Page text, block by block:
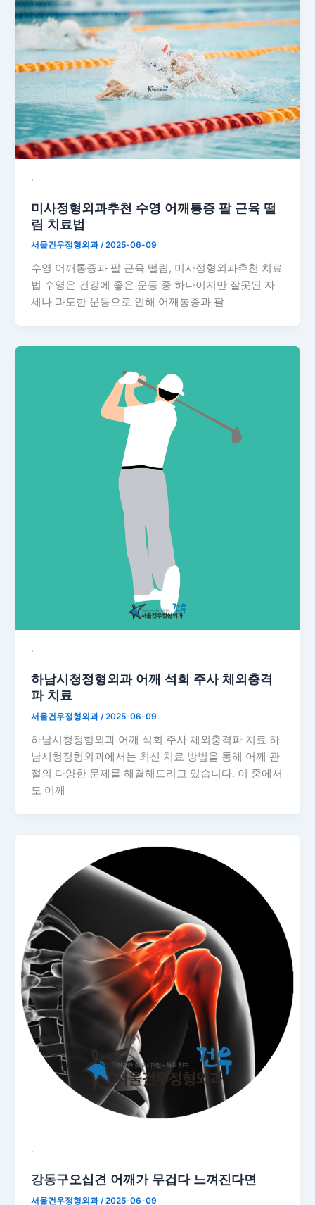
˙
미사정형외과추천 수영 어깨통증 팔 근육 떨
림 치료법
서울건우정형외과/2025-06-09
수영 어깨통증과 팔 근육 떨림, 미사정형외과추천 치료
법 수영은 건강에 좋은 운동 중 하나이지만 잘못된 자
세나 과도한 운동으로 인해 어깨통증과 팔
˙
하남시청정형외과 어깨 석회 주사 체외충격
파 치료
서울건우정형외과/2025-06-09
하남시청정형외과 어깨 석회 주사 체외충격파 치료 하
남시청정형외과에서는 최신 치료 방법을 통해 어깨 관
절의 다양한 문제를 해결해드리고 있습니다. 이 중에서
도 어깨
˙
강동구오십견 어깨가 무겁다 느껴진다면
서울건우정형외과/2025-06-09